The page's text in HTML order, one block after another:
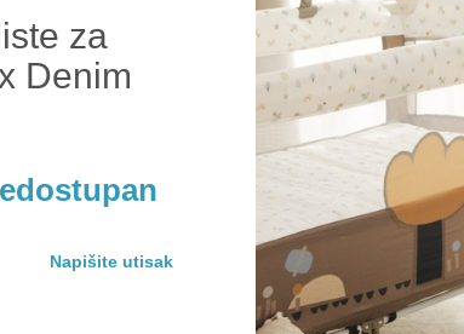
za
Denim
Napišite utisak